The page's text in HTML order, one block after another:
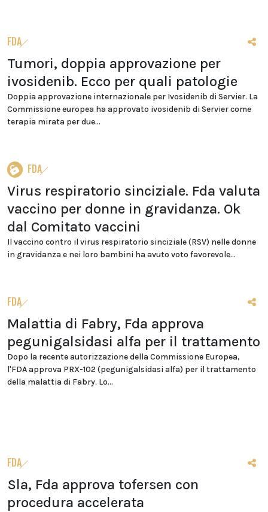
FDA
Tumori, doppia approvazione per
ivosidenib. Ecco per quali patologie
Doppia approvazione internazionale per Ivosidenib di Servier. La
Commissione europea ha approvato ivosidenib di Servier come
terapia mirata per due...
FDA
Virus respiratorio sinciziale. Fda valuta
vaccino per donne in gravidanza. Ok
dal Comitato vaccini
Il vaccino contro il virus respiratorio sinciziale (RSV) nelle donne
in gravidanza e nei loro bambini ha avuto voto favorevole...
FDA
Malattia di Fabry, Fda approva
pegunigalsidasi alfa per il trattamento
Dopo la recente autorizzazione della Commissione Europea,
l'FDA approva PRX-102 (pegunigalsidasi alfa) per il trattamento
della malattia di Fabry. Lo...
FDA
Sla, Fda approva tofersen con
procedura accelerata